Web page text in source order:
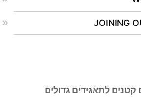
קטנים לתאגידים גדולים
JOINING